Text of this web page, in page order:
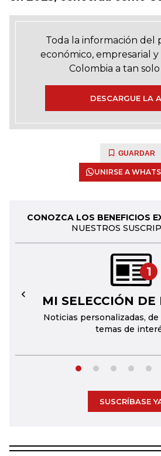
Toda la información del
económico, empresarial
Colombia a tan
DESCARGUE LA
GUARDAR
UNIRSE A
CONOZCA LOS BENEFICIOS
NUESTROS
1
MI SELECCIÓN DE
Noticias personalizadas, de
temas de
←
SUSCRÍBASE